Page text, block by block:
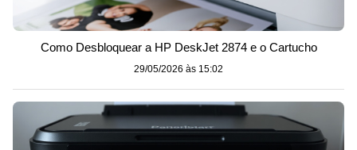
Como Desbloquear a HP DeskJet 2874 e o Cartucho
29/05/2026 às 15:02